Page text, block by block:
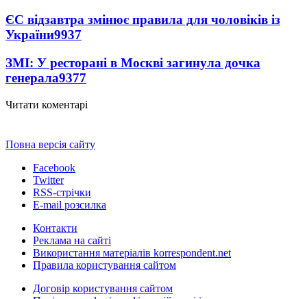
ЄС відзавтра змінює правила для чоловіків із
України9937
ЗМІ: У ресторані в Москві загинула дочка
генерала9377
Читати коментарі
Повна версія сайту
Facebook
Twitter
RSS-стрічки
E-mail розсилка
Контакти
Реклама на сайті
Використання матеріалів korrespondent.net
Правила користування сайтом
Договір користування сайтом